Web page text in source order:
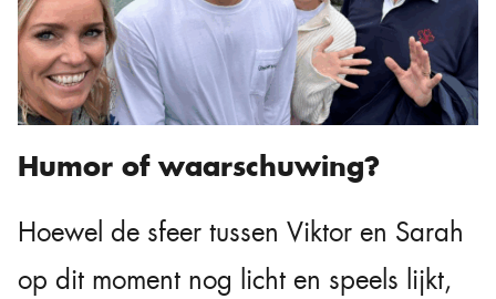
Humor of waarschuwing?
Hoewel de sfeer tussen Viktor en Sarah
op dit moment nog licht en speels lijkt,